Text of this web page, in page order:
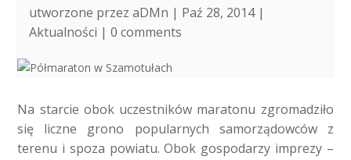
utworzone przezaDMn | Paź 28, 2014 |
Aktualności |0 comments
Na starcie obok uczestników maratonu zgromadziło
się liczne grono popularnych samorządowców z
terenu i spoza powiatu. Obok gospodarzy imprezy –